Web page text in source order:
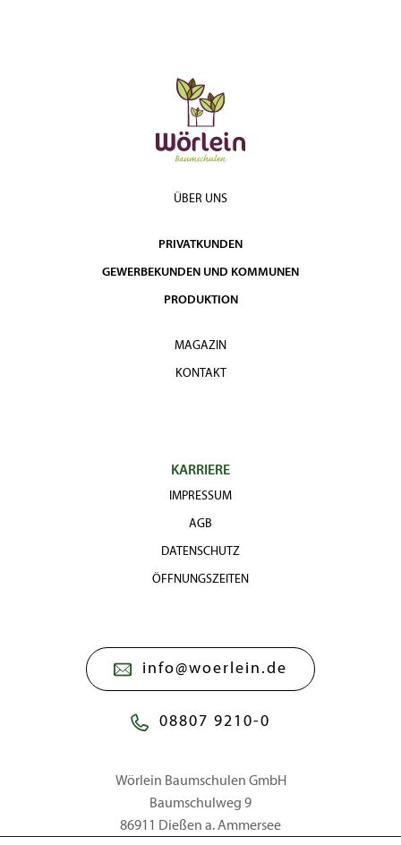
ÜBER UNS
PRIVATKUNDEN
GEWERBEKUNDEN UND KOMMUNEN
PRODUKTION
MAGAZIN
KONTAKT
KARRIERE
IMPRESSUM
AGB
DATENSCHUTZ
ÖFFNUNGSZEITEN
info@woerlein.de
08807 9210-0
Wörlein Baumschulen GmbH
Baumschulweg 9
86911 Dießen a. Ammersee